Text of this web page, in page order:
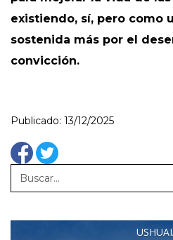
existiendo, sí, pero como
sostenida más por el
convicción.
Publicado: 13/12/2025